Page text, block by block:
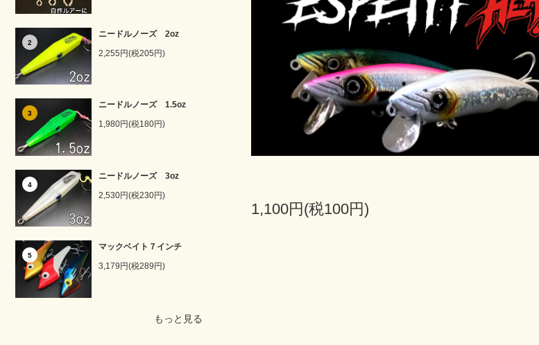
2
ニードルノーズ 2oz
2,255円(税205円)
3
ニードルノーズ 1.5oz
1,980円(税180円)
4
ニードルノーズ 3oz
2,530円(税230円)
5
マックベイト７インチ
3,179円(税289円)
もっと見る
1,100円(税100円)